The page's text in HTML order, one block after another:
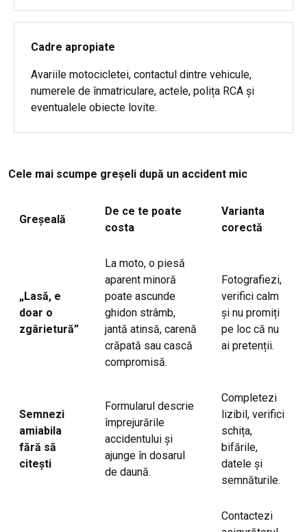
Cadre apropiate
Avariile motocicletei, contactul dintre vehicule,
numerele de înmatriculare, actele, polița RCA și
eventualele obiecte lovite.
Cele mai scumpe greșeli după un accident mic
Greșeală
De ce te poate
costa
Varianta
corectă
„Lasă, e
doar o
zgârietură”
La moto, o piesă
aparent minoră
poate ascunde
ghidon strâmb,
jantă atinsă, carenă
crăpată sau cască
compromisă.
Fotografiezi,
verifici calm
și nu promiți
pe loc că nu
ai pretenții.
Semnezi
amiabila
fără să
citești
Formularul descrie
împrejurările
accidentului și
ajunge în dosarul
de daună.
Completezi
lizibil, verifici
schița,
bifările,
datele și
semnăturile.
Contactezi